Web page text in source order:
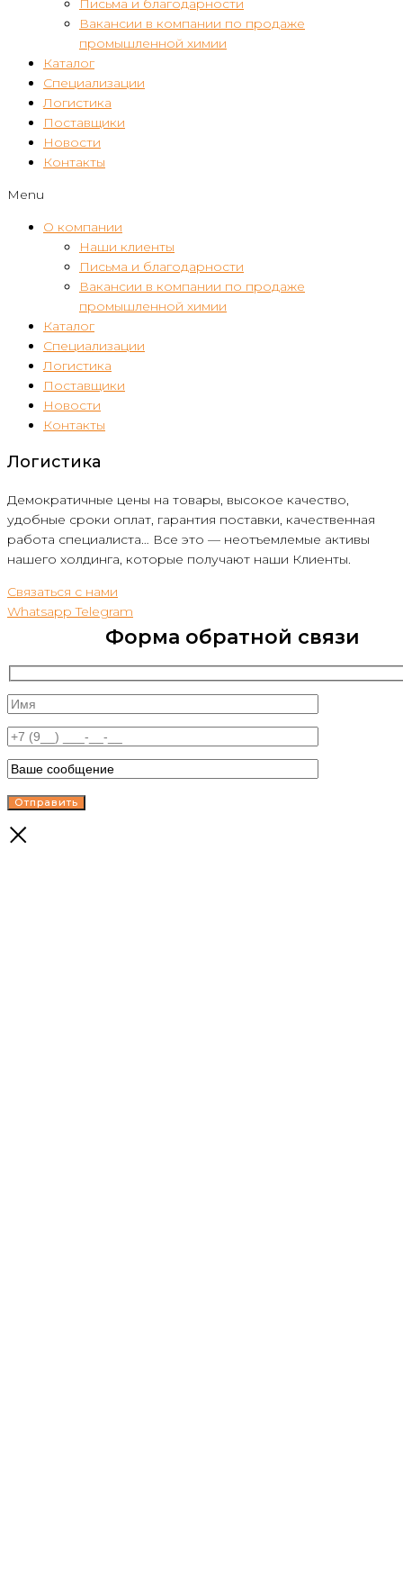
Письма и благодарности
Вакансии в компании по продаже
промышленной химии
Каталог
Специализации
Логистика
Поставщики
Новости
Контакты
Menu
О компании
Наши клиенты
Письма и благодарности
Вакансии в компании по продаже
промышленной химии
Каталог
Специализации
Логистика
Поставщики
Новости
Контакты
Логистика
Демократичные цены на товары, высокое качество,
удобные сроки оплат, гарантия поставки, качественная
работа специалиста… Все это — неотъемлемые активы
нашего холдинга, которые получают наши Клиенты.
Связаться с нами
Whatsapp Telegram
Форма обратной связи